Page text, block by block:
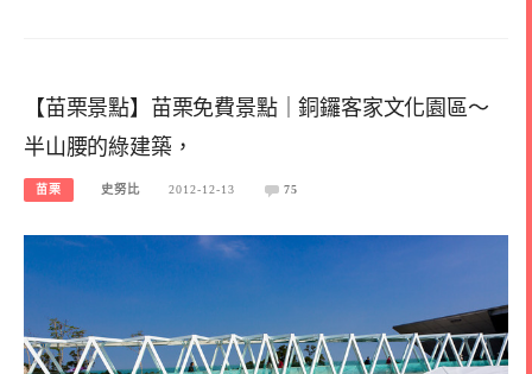
【苗栗景點】苗栗免費景點｜銅鑼客家文化園區～
半山腰的綠建築，
苗栗 史努比 2012-12-13 75